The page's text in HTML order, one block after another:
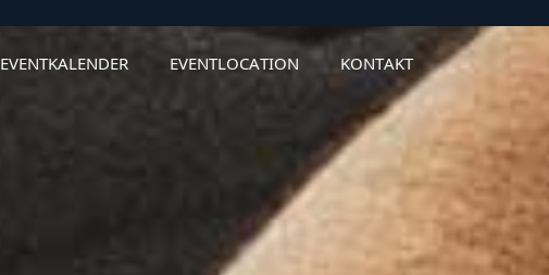
EVENTKALENDER EVENTLOCATION KONTAKT